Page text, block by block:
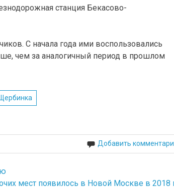
станция Бекасово-
С начала года ими воспользовались
чем за аналогичный период в прошлом
Щербинка
Добавить
мест появилось в Новой Москве в 2018